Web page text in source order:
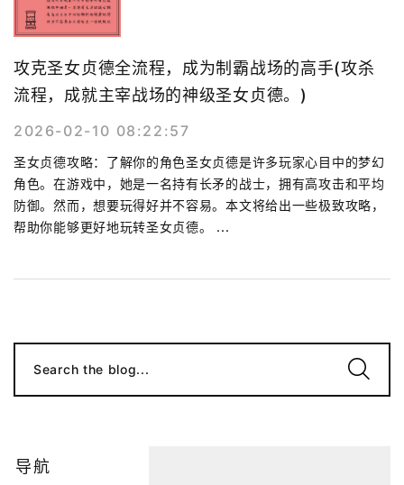
攻克圣女贞德全流程，成为制霸战场的高手(攻杀
流程，成就主宰战场的神级圣女贞德。)
2026-02-10 08:22:57
圣女贞德攻略：了解你的角色圣女贞德是许多玩家心目中的梦幻
角色。在游戏中，她是一名持有长矛的战士，拥有高攻击和平均
防御。然而，想要玩得好并不容易。本文将给出一些极致攻略，
帮助你能够更好地玩转圣女贞德。 ...
Search the blog...
导航